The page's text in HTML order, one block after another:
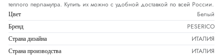
теплого перламутра. Купить их можно с удобной доставкой по всей России.
Цвет Белый
Бренд PESERICO
Страна дизайна ИТАЛИЯ
Страна производства ИТАЛИЯ